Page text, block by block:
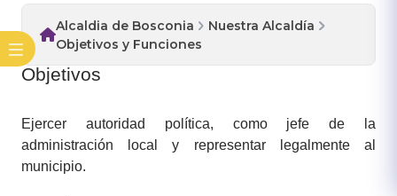
Alcaldia de Bosconia
Nuestra Alcaldía
Objetivos y Funciones
​Objetivos
Ejercer autoridad política, como jefe de la
administración local y representar legalmente al
municipio.